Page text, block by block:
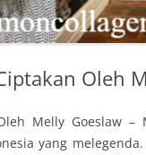
Oleh
Melly Goeslaw –
yang